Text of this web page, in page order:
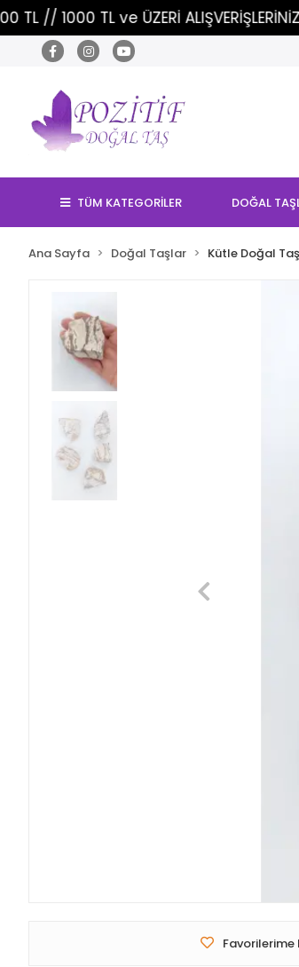
ve ÜZERİ ALIŞVERİŞLERİNİZDE KARGO
TÜM KATEGORİLER DOĞAL
Ana Sayfa Doğal Taşlar Kütle Doğal
Favorilerime